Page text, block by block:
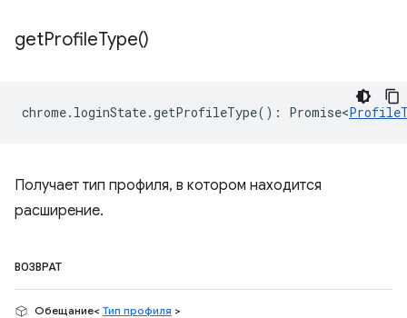
getProfileType()
chrome. loginState.getProfileType() : Promise<
Получает тип профиля, в котором находится
расширение.
ВОЗВРАТ
Обещание< Тип профиля >